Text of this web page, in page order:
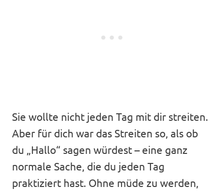
Sie wollte nicht jeden Tag mit dir streiten.
Aber für dich war das Streiten so, als ob
du „Hallo“ sagen würdest – eine ganz
normale Sache, die du jeden Tag
praktiziert hast. Ohne müde zu werden,